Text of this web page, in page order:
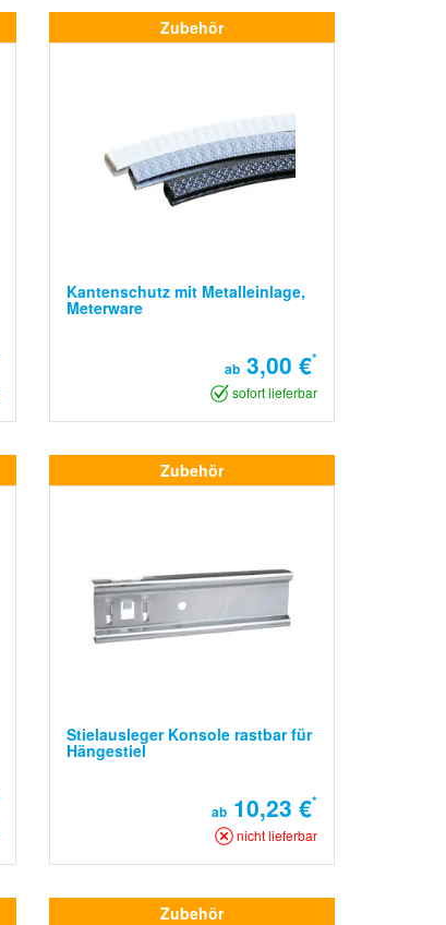
Zubehör
Kantenschutz mit Metalleinlage,
Meterware
ab 3,00 €*
sofort lieferbar
Zubehör
Stielausleger Konsole rastbar für
Hängestiel
ab 10,23 €*
nicht lieferbar
Zubehör